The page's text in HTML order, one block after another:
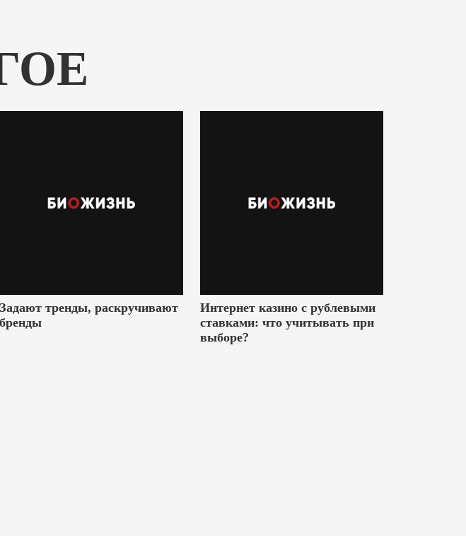
Задают тренды, раскручивают
бренды
Интернет казино с рублевыми
ставками: что учитывать при
выборе?